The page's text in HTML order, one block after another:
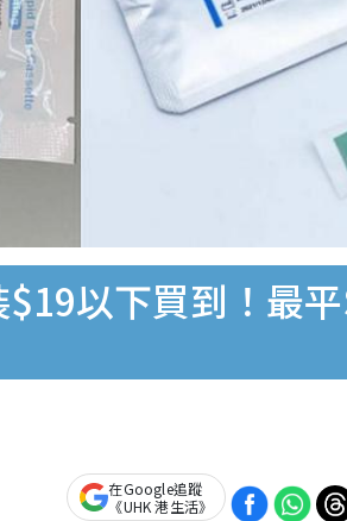
$19以下買到！最
在Google追蹤
《UHK 港生活》